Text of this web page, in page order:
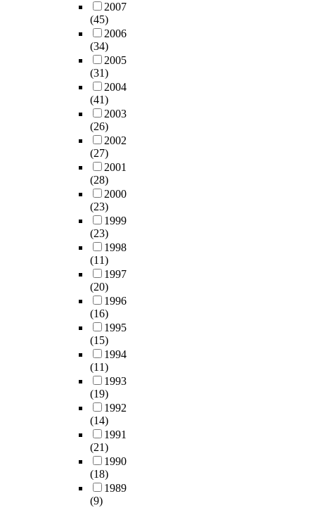
2007
(45)
2006
(34)
2005
(31)
2004
(41)
2003
(26)
2002
(27)
2001
(28)
2000
(23)
1999
(23)
1998
(11)
1997
(20)
1996
(16)
1995
(15)
1994
(11)
1993
(19)
1992
(14)
1991
(21)
1990
(18)
1989
(9)